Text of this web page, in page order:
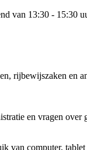
van 13:30 - 15:30
rijbewijszaken en
en vragen over
van computer,